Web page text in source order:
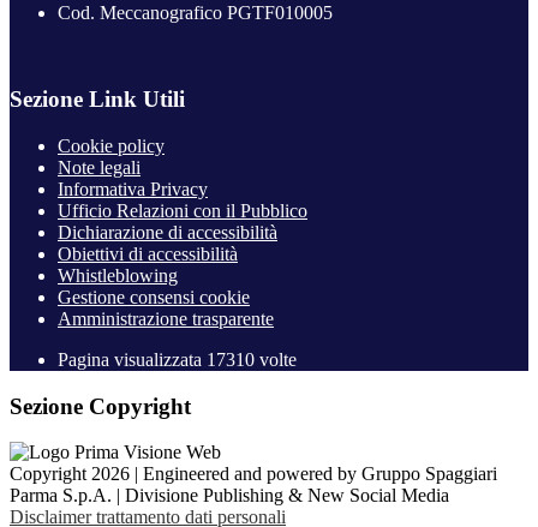
Cod. Meccanografico PGTF010005
Sezione Link Utili
Cookie policy
Note legali
Informativa Privacy
Ufficio Relazioni con il Pubblico
Dichiarazione di accessibilità
Obiettivi di accessibilità
Whistleblowing
Gestione consensi cookie
Amministrazione trasparente
Pagina visualizzata 17310 volte
Sezione Copyright
Copyright 2026 | Engineered and powered by Gruppo Spaggiari
Parma S.p.A. | Divisione Publishing & New Social Media
Disclaimer trattamento dati personali